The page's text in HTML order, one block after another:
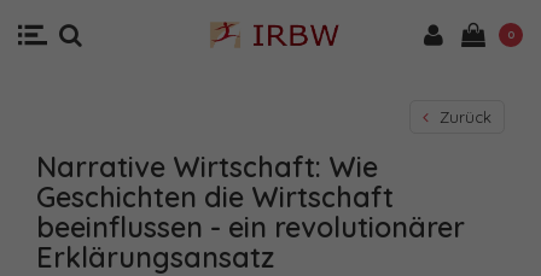
0
Zurück
Narrative Wirtschaft: Wie
Geschichten die Wirtschaft
beeinflussen - ein revolutionärer
Erklärungsansatz